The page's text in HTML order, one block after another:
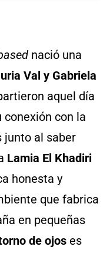
nació una
Val y Gabriela
aquel día
conexión con la
junto al saber
Lamia El Khadiri
honesta y
que fabrica
en pequeñas
de ojos es